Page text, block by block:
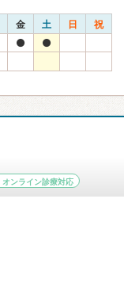
金 土 日 祝
オンライン診療対応